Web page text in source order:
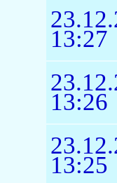
13:27
13:26
13:25